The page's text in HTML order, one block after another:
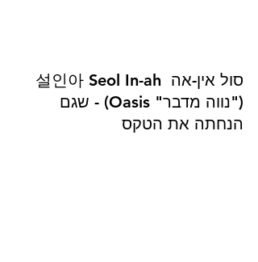
("נווה מדבר" Oasis) - שגם
הנחתה את הטקס